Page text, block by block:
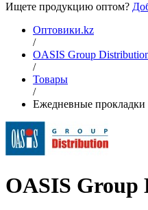
Ищете продукцию оптом?
Оптовики.kz
/
OASIS Group
/
Товары
/
Ежедневные прокладки
OASIS